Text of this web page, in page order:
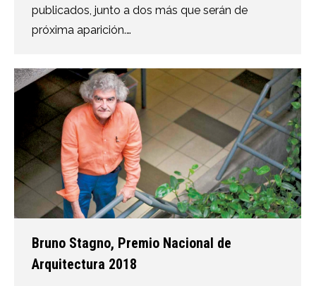
publicados, junto a dos más que serán de
próxima aparición.…
Bruno Stagno, Premio Nacional de
Arquitectura 2018